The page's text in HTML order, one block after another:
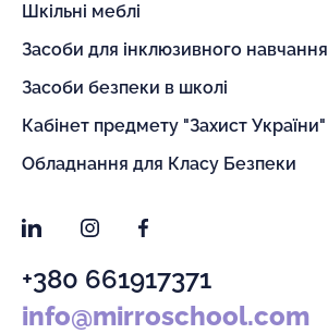
Шкільні меблі
Засоби для інклюзивного навчання
Засоби безпеки в школі
Кабінет предмету "Захист України"
Обладнання для Класу Безпеки
LinkedInInstagramFacebook
+380 661917371
info@mirroschool.com